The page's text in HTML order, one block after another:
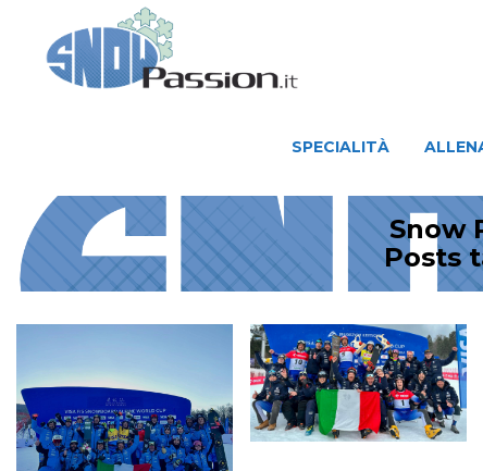
SPECIALITÀ
Snow
Posts